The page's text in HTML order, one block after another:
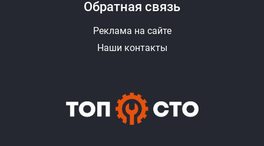
Обратная связь
Реклама на сайте
Наши контакты